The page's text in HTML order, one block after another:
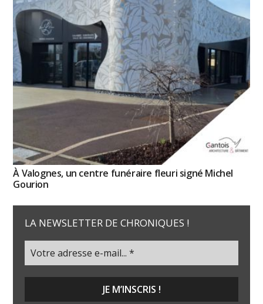
À Valognes, un centre funéraire fleuri signé Michel
Gourion
LA NEWSLETTER DE CHRONIQUES !